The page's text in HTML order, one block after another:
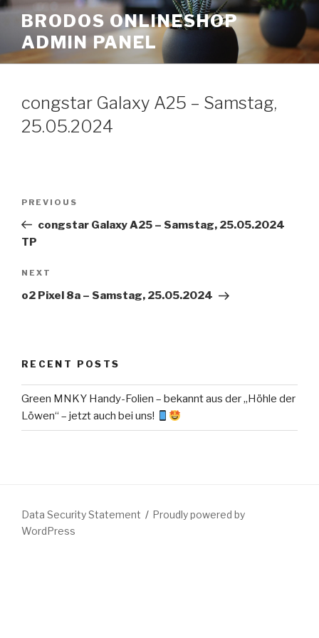
Skip
content
BRODOS ONLINESHOP
ADMIN PANEL
congstar Galaxy A25 – Samstag,
25.05.2024
Previous
Post
PREVIOUS
congstar Galaxy A25 – Samstag, 25.05.2024
TP
Next
Post
NEXT
o2 Pixel 8a – Samstag, 25.05.2024
RECENT POSTS
Green MNKY Handy-Folien – bekannt aus der „Höhle der
Löwen“ – jetzt auch bei uns!
Data Security Statement
Proudly powered by
WordPress